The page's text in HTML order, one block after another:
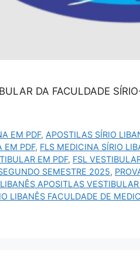
DA FACULDADE
EM PDF, APOSTILAS SÍRIO
EM PDF, FLS MEDICINA SÍRIO
EM PDF, FSL
SEMESTRE 2025,
APOSITLAS
LIBANÊS FACULDADE DE